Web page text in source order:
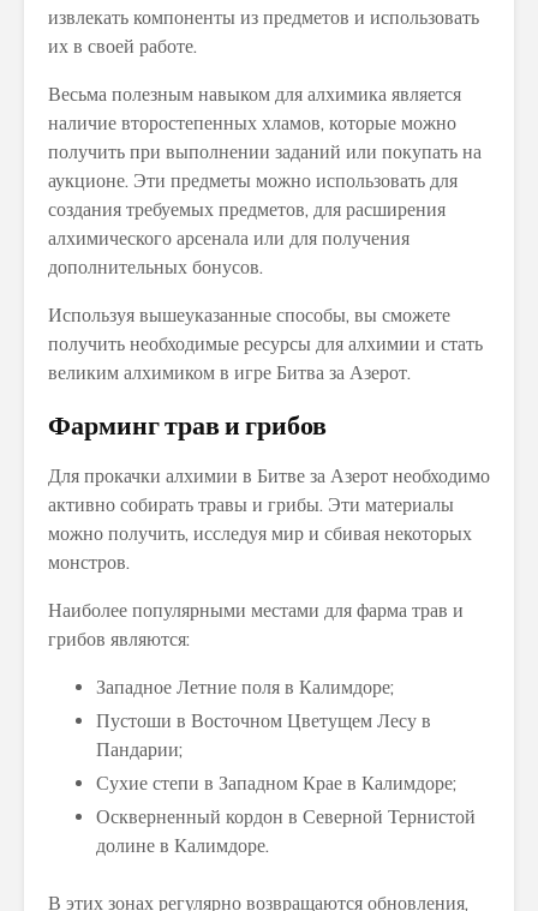
извлекать компоненты из предметов и использовать
их в своей работе.
Весьма полезным навыком для алхимика является
наличие второстепенных хламов, которые можно
получить при выполнении заданий или покупать на
аукционе. Эти предметы можно использовать для
создания требуемых предметов, для расширения
алхимического арсенала или для получения
дополнительных бонусов.
Используя вышеуказанные способы, вы сможете
получить необходимые ресурсы для алхимии и стать
великим алхимиком в игре Битва за Азерот.
Фарминг трав и грибов
Для прокачки алхимии в Битве за Азерот необходимо
активно собирать травы и грибы. Эти материалы
можно получить, исследуя мир и сбивая некоторых
монстров.
Наиболее популярными местами для фарма трав и
грибов являются:
Западное Летние поля в Калимдоре;
Пустоши в Восточном Цветущем Лесу в
Пандарии;
Сухие степи в Западном Крае в Калимдоре;
Оскверненный кордон в Северной Тернистой
долине в Калимдоре.
В этих зонах регулярно возвращаются обновления,